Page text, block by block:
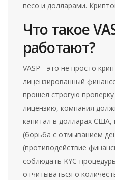
песо и долларами.
Что такое
работают?
VASP - это не просто
лицензированный
прошел строгую
лицензию, компания
капитал в долларах США,
(борьба с отмыванием
(противодействие
соблюдать KYC-
отчитываться о